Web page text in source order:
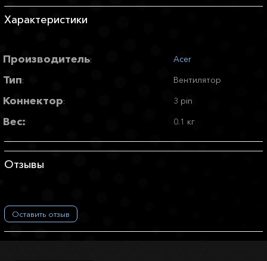
Характеристики
Производитель: Acer
Тип: Вентилятор
Коннектор: 3 pin
Вес: 0.1 кг
Отзывы
Оставить отзыв